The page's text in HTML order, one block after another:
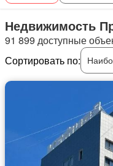
Недвижимость
91 899 доступные
Сортировать по: